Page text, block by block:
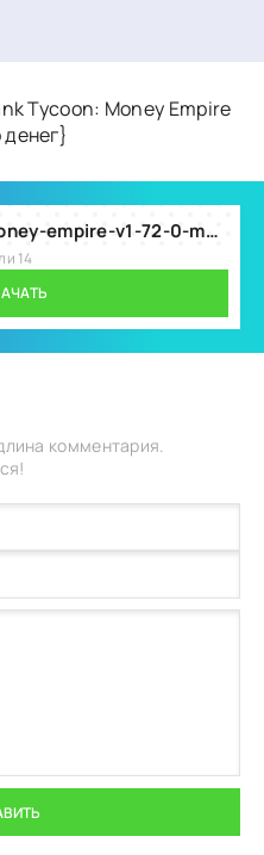
Tycoon: Money Empire
idle-bank-tycoon-money-empire-v1-72-0-mod.zip
14
комментария.